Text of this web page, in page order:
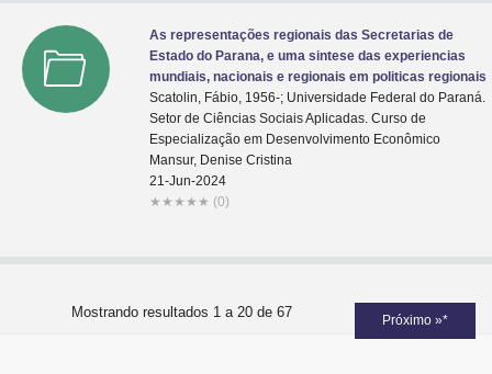
As representações regionais das Secretarias de
Estado do Parana, e uma sintese das experiencias
mundiais, nacionais e regionais em politicas regionais
Scatolin, Fábio, 1956-; Universidade Federal do Paraná.
Setor de Ciências Sociais Aplicadas. Curso de
Especialização em Desenvolvimento Econômico
Mansur, Denise Cristina
21-Jun-2024
★ ★ ★ ★ ★ (0)
Mostrando resultados 1 a 20 de 67 Próximo »*